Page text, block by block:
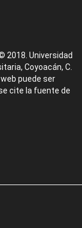
2018. Universidad
Coyoacán, C.
puede ser
cite la fuente de